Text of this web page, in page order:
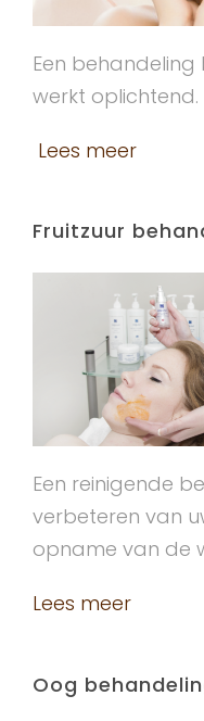
Een
werkt oplichtend.
Lees meer
Fruitzuur
Een reinigende
verbeteren van
opname van de
Lees meer
Oog